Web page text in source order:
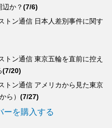
トン通信 アメリカから見た東京
ら）(7/27)
トン通信 東京五輪を直前に控え
(7/20)
トン通信 日本人差別事件に関す
辺か？(7/6)
ーを購入する